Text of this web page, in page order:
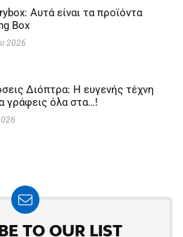
Αυτά είναι τα προϊόντα
Box
2026
Διόπτρα: Η ευγενής τέχνη
γράφεις όλα στα…!
TO OUR LIST